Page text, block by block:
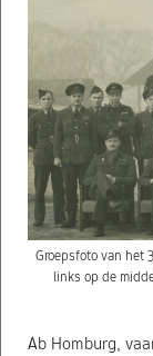
Groepsfoto van het
links op de
Ab Homburg,